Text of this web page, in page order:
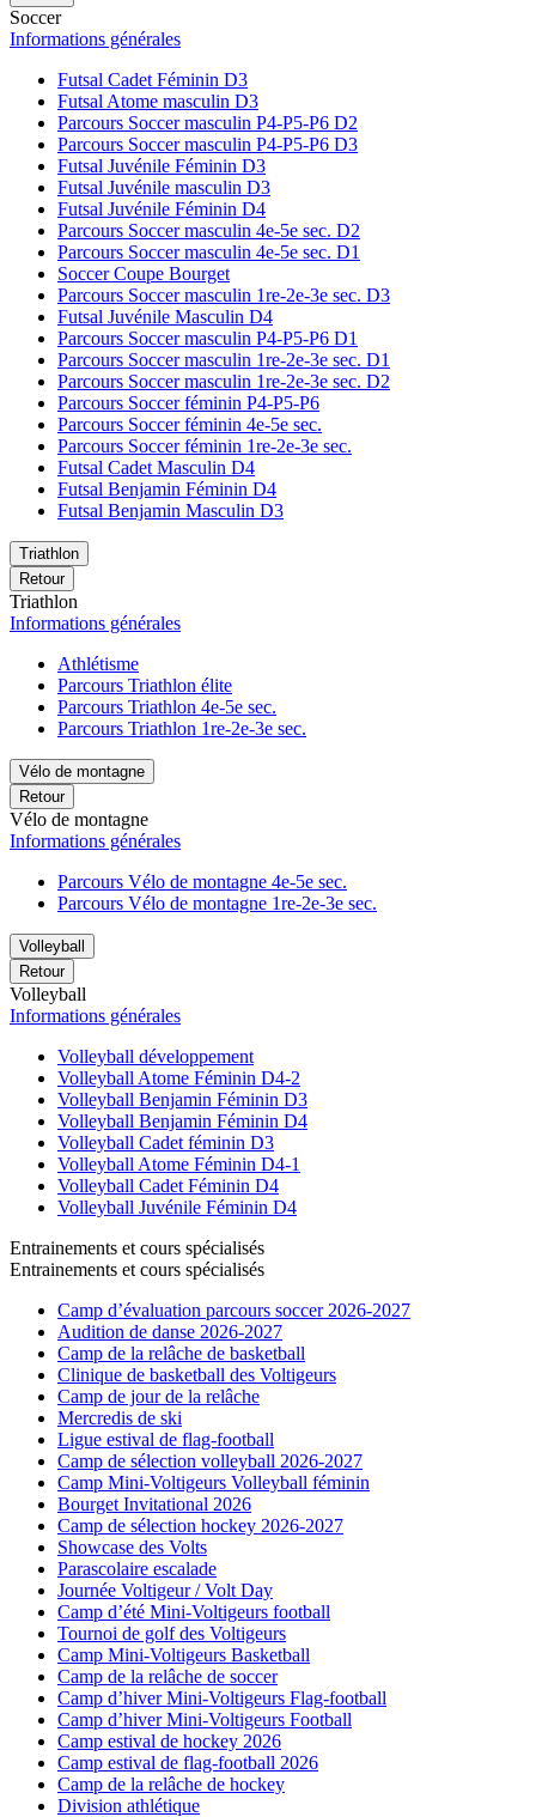
Soccer
Informations générales
Futsal Cadet Féminin D3
Futsal Atome masculin D3
Parcours Soccer masculin P4-P5-P6 D2
Parcours Soccer masculin P4-P5-P6 D3
Futsal Juvénile Féminin D3
Futsal Juvénile masculin D3
Futsal Juvénile Féminin D4
Parcours Soccer masculin 4e-5e sec. D2
Parcours Soccer masculin 4e-5e sec. D1
Soccer Coupe Bourget
Parcours Soccer masculin 1re-2e-3e sec. D3
Futsal Juvénile Masculin D4
Parcours Soccer masculin P4-P5-P6 D1
Parcours Soccer masculin 1re-2e-3e sec. D1
Parcours Soccer masculin 1re-2e-3e sec. D2
Parcours Soccer féminin P4-P5-P6
Parcours Soccer féminin 4e-5e sec.
Parcours Soccer féminin 1re-2e-3e sec.
Futsal Cadet Masculin D4
Futsal Benjamin Féminin D4
Futsal Benjamin Masculin D3
Triathlon
Retour
Triathlon
Informations générales
Athlétisme
Parcours Triathlon élite
Parcours Triathlon 4e-5e sec.
Parcours Triathlon 1re-2e-3e sec.
Vélo de montagne
Retour
Vélo de montagne
Informations générales
Parcours Vélo de montagne 4e-5e sec.
Parcours Vélo de montagne 1re-2e-3e sec.
Volleyball
Retour
Volleyball
Informations générales
Volleyball développement
Volleyball Atome Féminin D4-2
Volleyball Benjamin Féminin D3
Volleyball Benjamin Féminin D4
Volleyball Cadet féminin D3
Volleyball Atome Féminin D4-1
Volleyball Cadet Féminin D4
Volleyball Juvénile Féminin D4
Entrainements et cours spécialisés
Entrainements et cours spécialisés
Camp d’évaluation parcours soccer 2026-2027
Audition de danse 2026-2027
Camp de la relâche de basketball
Clinique de basketball des Voltigeurs
Camp de jour de la relâche
Mercredis de ski
Ligue estival de flag-football
Camp de sélection volleyball 2026-2027
Camp Mini-Voltigeurs Volleyball féminin
Bourget Invitational 2026
Camp de sélection hockey 2026-2027
Showcase des Volts
Parascolaire escalade
Journée Voltigeur / Volt Day
Camp d’été Mini-Voltigeurs football
Tournoi de golf des Voltigeurs
Camp Mini-Voltigeurs Basketball
Camp de la relâche de soccer
Camp d’hiver Mini-Voltigeurs Flag-football
Camp d’hiver Mini-Voltigeurs Football
Camp estival de hockey 2026
Camp estival de flag-football 2026
Camp de la relâche de hockey
Division athlétique